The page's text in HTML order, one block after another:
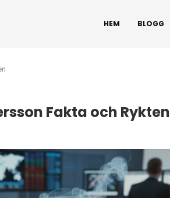
HEM BLOGG
Fakta och Rykten